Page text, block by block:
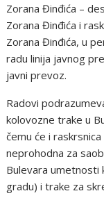
Zorana Đinđića –
Zorana Đinđića i
Zorana Đinđića, u
radu linija javnog
javni prevoz.
Radovi
kolovozne trake u
čemu će i
neprohodna za
Bulevara umetnosti
gradu) i trake za